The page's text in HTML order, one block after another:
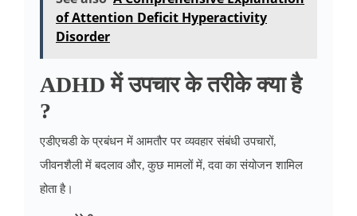
of Attention Deficit Hyperactivity
Disorder
ADHD में उपचार के तरीके क्या है
?
एडीएचडी के प्रबंधन में आमतौर पर व्यवहार संबंधी उपचारों,
जीवनशैली में बदलाव और, कुछ मामलों में, दवा का संयोजन शामिल
होता है।